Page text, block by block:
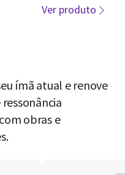
Ver produto
ímã atual e renove
obras e